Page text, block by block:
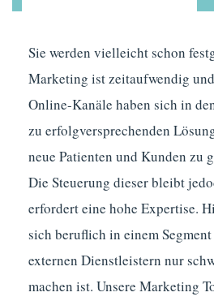
Sie werden vielleicht schon
Marketing ist zeitaufwendig
Online-Kanäle haben sich in
zu erfolgversprechenden
neue Patienten und Kunden zu
Die Steuerung dieser bleibt
erfordert eine hohe Expertise.
sich beruflich in einem Segment
externen Dienstleistern nur
machen ist. Unsere Marketing